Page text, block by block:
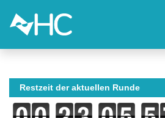
Restzeit der aktuellen Runde